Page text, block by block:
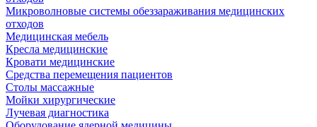
Микроволновые системы обеззараживания медицинских
отходов
Медицинская мебель
Кресла медицинские
Кровати медицинские
Средства перемещения пациентов
Столы массажные
Мойки хирургические
Лучевая диагностика